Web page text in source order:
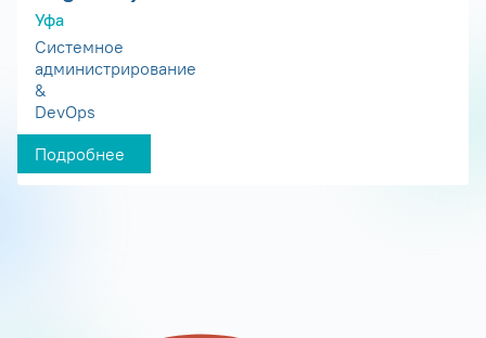
Уфа
Системное
администрирование
&
DevOps
Подробнее